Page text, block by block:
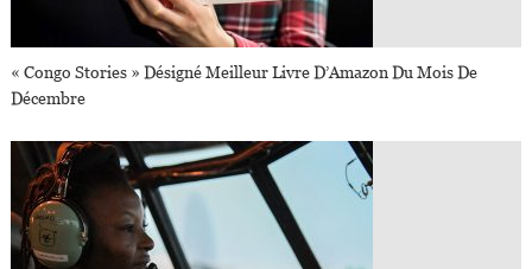
« Congo Stories » Désigné Meilleur Livre D’Amazon Du Mois De
Décembre